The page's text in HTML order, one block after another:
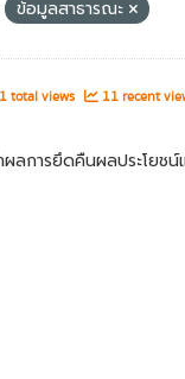
ข้อมูลสาธารณะ
total views 11 recent
ลการยึดคืนผลประโยช